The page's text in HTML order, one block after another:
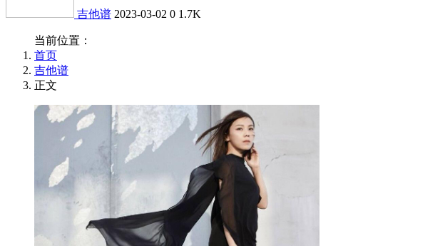
吉他谱 2023-03-02 0 1.7K
当前位置：
首页
吉他谱
正文